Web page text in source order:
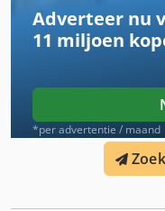
ander aanbod.
Inventarisnummer:
Adverteer nu
11 miljoen
*per advertentie / maand